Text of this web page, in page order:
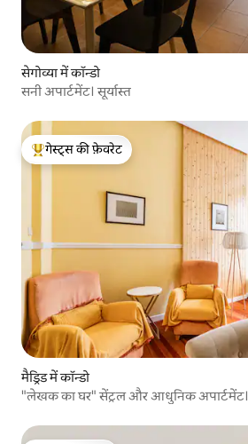
सेगोव्या में कॉन्डो
सनी अपार्टमेंट। सूर्यास्त
गेस्ट्स का टॉप फ़ेवरेट
गेस्ट्स की फ़ेवरेट
मैड्रिड में कॉन्डो
"लेखक का घर" सेंट्रल और आधुनिक अपार्टमेंट।